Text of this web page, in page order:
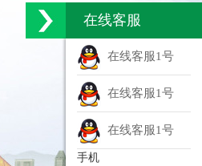
在线客服
在线客服1号
在线客服1号
在线客服1号
手机